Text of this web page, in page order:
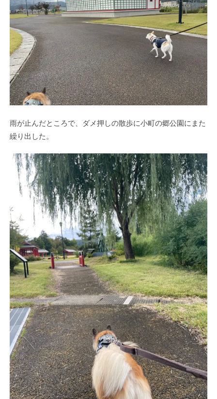
雨が止んだところで、ダメ押しの散歩に小町の郷公園にまた
繰り出した。